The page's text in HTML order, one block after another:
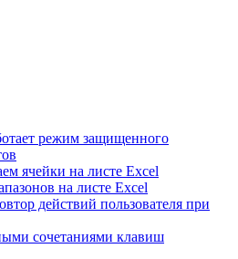
режим защищенного
ячейки на листе Excel
на листе Excel
действий пользователя при
сочетаниями клавиш